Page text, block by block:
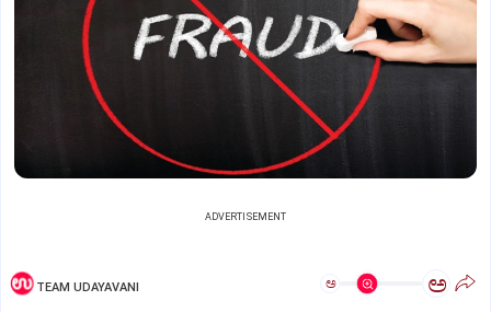
ADVERTISEMENT
TEAM UDAYAVANI ಅ ಅ